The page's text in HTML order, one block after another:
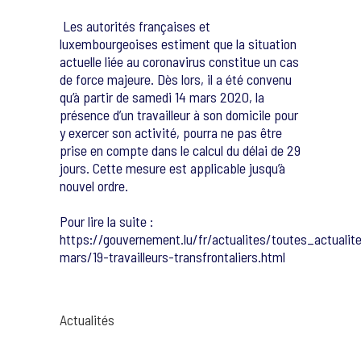
Les autorités françaises et
luxembourgeoises estiment que la situation
actuelle liée au coronavirus constitue un cas
de force majeure. Dès lors, il a été convenu
qu’à partir de samedi 14 mars 2020, la
présence d’un travailleur à son domicile pour
y exercer son activité, pourra ne pas être
prise en compte dans le calcul du délai de 29
jours. Cette mesure est applicable jusqu’à
nouvel ordre.
Pour lire la suite :
https://gouvernement.lu/fr/actualites/
mars/19-travailleurs-transfrontaliers.html
Actualités